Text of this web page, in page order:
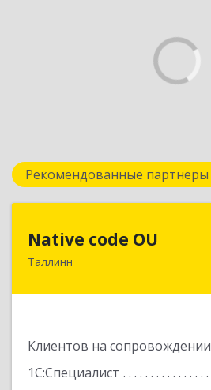
Рекомендованные партнеры
Native code OU
Таллинн
Клиентов на сопровождении
1С:Специалист